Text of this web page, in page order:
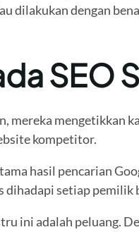
dilakukan dengan
SEO
mengetikkan
kompetitor.
hasil pencarian
dihadapi setiap
ini adalah peluang.